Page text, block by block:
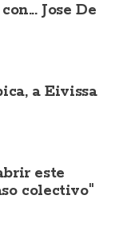
Jose De
a Eivissa
este
colectivo"